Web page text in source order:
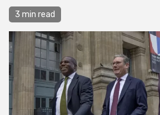
3 min read